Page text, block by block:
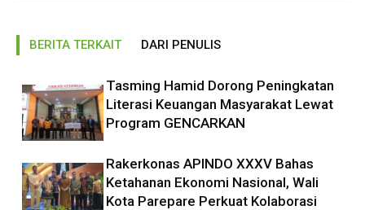
BERITA TERKAIT DARI PENULIS
Tasming Hamid Dorong Peningkatan
Literasi Keuangan Masyarakat Lewat
Program GENCARKAN
Rakerkonas APINDO XXXV Bahas
Ketahanan Ekonomi Nasional, Wali
Kota Parepare Perkuat Kolaborasi